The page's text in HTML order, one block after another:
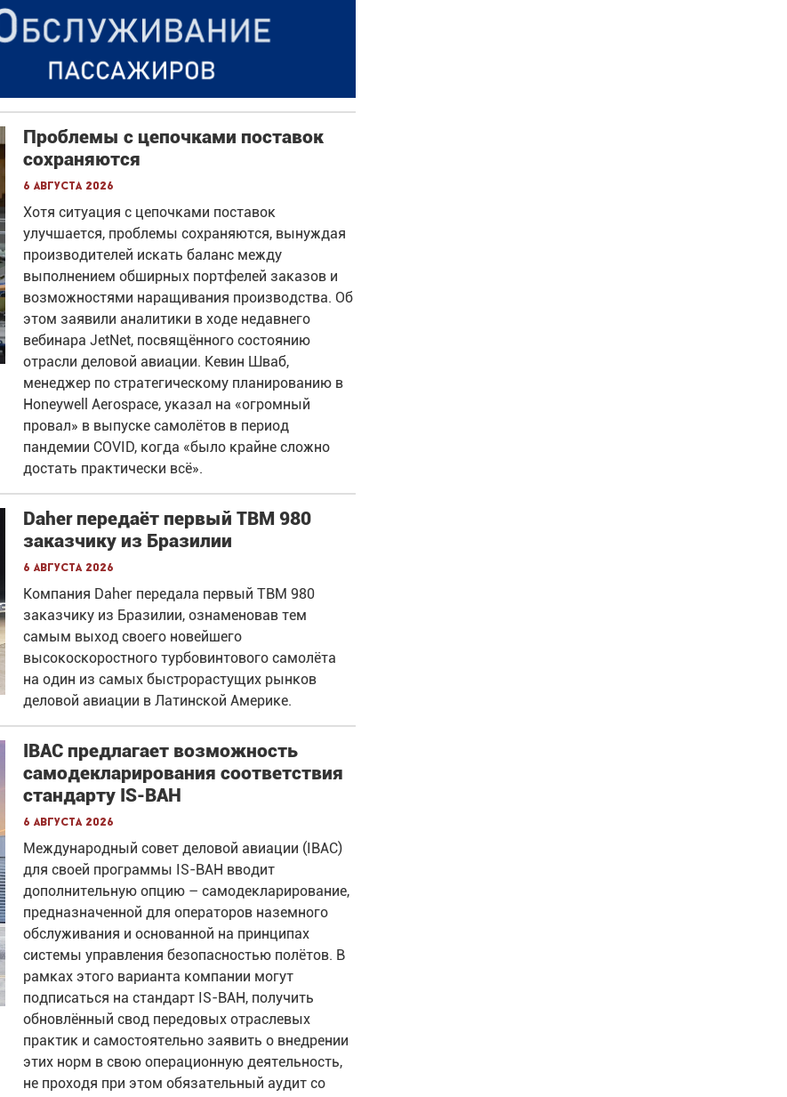
Проблемы с цепочками поставок
сохраняются
6 августа 2026
Хотя ситуация с цепочками поставок
улучшается, проблемы сохраняются, вынуждая
производителей искать баланс между
выполнением обширных портфелей заказов и
возможностями наращивания производства. Об
этом заявили аналитики в ходе недавнего
вебинара JetNet, посвящённого состоянию
отрасли деловой авиации. Кевин Шваб,
менеджер по стратегическому планированию в
Honeywell Aerospace, указал на «огромный
провал» в выпуске самолётов в период
пандемии COVID, когда «было крайне сложно
достать практически всё».
Daher передаёт первый TBM 980
заказчику из Бразилии
6 августа 2026
Компания Daher передала первый TBM 980
заказчику из Бразилии, ознаменовав тем
самым выход своего новейшего
высокоскоростного турбовинтового самолёта
на один из самых быстрорастущих рынков
деловой авиации в Латинской Америке.
IBAC предлагает возможность
самодекларирования соответствия
стандарту IS-BAH
6 августа 2026
Международный совет деловой авиации (IBAC)
для своей программы IS-BAH вводит
дополнительную опцию – самодекларирование,
предназначенной для операторов наземного
обслуживания и основанной на принципах
системы управления безопасностью полётов. В
рамках этого варианта компании могут
подписаться на стандарт IS-BAH, получить
обновлённый свод передовых отраслевых
практик и самостоятельно заявить о внедрении
этих норм в свою операционную деятельность,
не проходя при этом обязательный аудит со